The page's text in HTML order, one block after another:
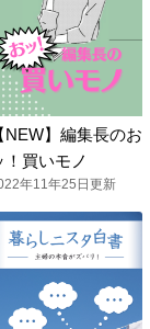
NEW】編集長のお
！買いモノ
年11年25日更新